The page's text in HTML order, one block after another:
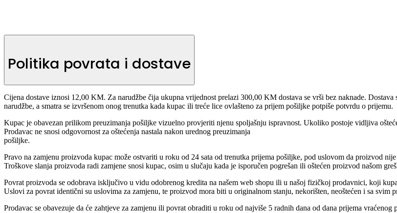
Politika povrata i dostave
Cijena dostave iznosi 12,00 KM. Za narudžbe čija ukupna vrijednost prelazi 300,00 KM dostava se vrši bez naknade.
narudžbe, a smatra se izvršenom onog trenutka kada kupac ili treće lice ovlašteno za prijem pošiljke potpiše potvrdu o prijemu.
Kupac je obavezan prilikom preuzimanja pošiljke vizuelno provjeriti njenu spoljašnju ispravnost. Ukoliko postoje vidljiva
Prodavac ne snosi odgovornost za oštećenja nastala nakon urednog preuzimanja
pošiljke.
Pravo na zamjenu proizvoda kupac može ostvariti u roku od 24 sata od trenutka prijema pošiljke, pod uslovom da proizvod
Troškove slanja proizvoda radi zamjene snosi kupac, osim u slučaju kada je isporučen pogrešan ili oštećen proizvod našom
Povrat proizvoda se odobrava isključivo u vidu odobrenog kredita na našem web shopu ili u našoj fizičkoj prodavnici, koji
Uslovi za povrat identični su uslovima za zamjenu, te proizvod mora biti u originalnom stanju, nekorišten, neoštećen i sa svim
Prodavac se obavezuje da će zahtjeve za zamjenu ili povrat obraditi u roku od najviše 5 radnih dana od dana prijema